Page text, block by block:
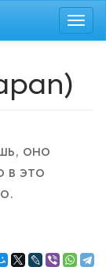
оно
в это